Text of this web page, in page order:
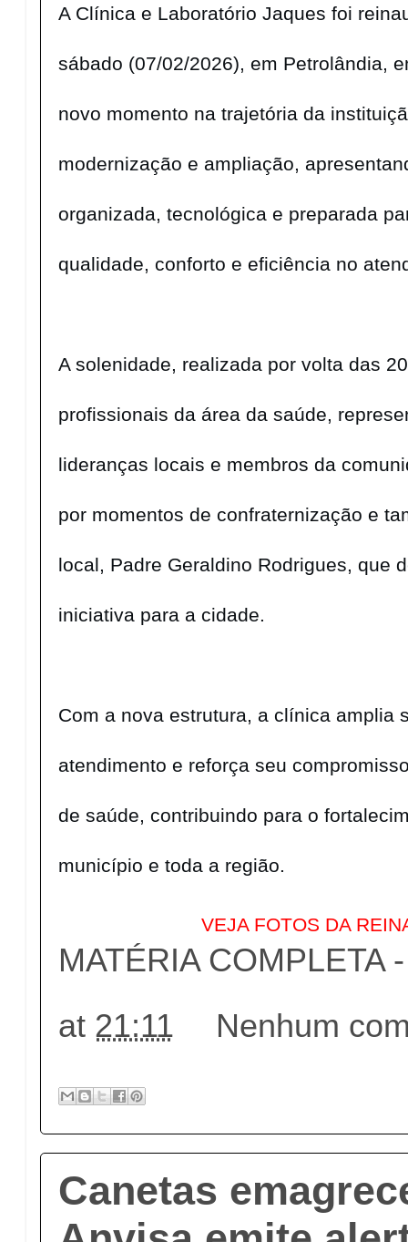
A Clínica e Laboratório Jaques foi
sábado (07/02/2026), em Petrolândia,
novo momento na trajetória da
modernização e ampliação,
organizada, tecnológica e preparada
qualidade, conforto e eficiência no
A solenidade, realizada por volta das
profissionais da área da saúde,
lideranças locais e membros da
por momentos de confraternização e
local, Padre Geraldino Rodrigues, que
iniciativa para a cidade.
Com a nova estrutura, a clínica amplia
atendimento e reforça seu
de saúde, contribuindo para o
município e toda a região.
VEJA FOTOS DA
MATÉRIA COMPLETA
at 21:11 Nenhum
Canetas